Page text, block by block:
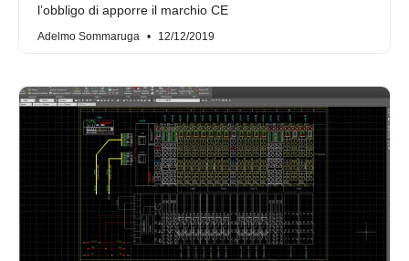
l’obbligo di apporre il marchio CE
Adelmo Sommaruga 12/12/2019